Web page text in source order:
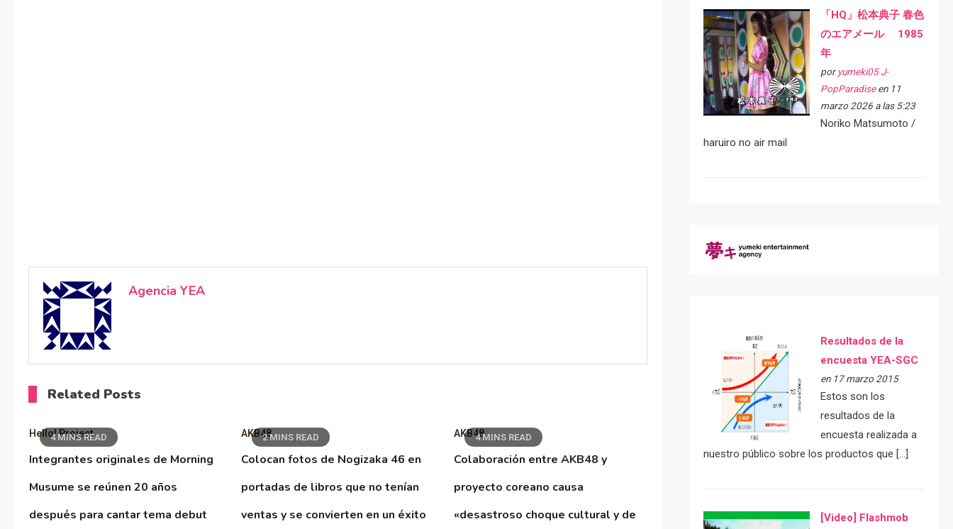
Agencia YEA
Related Posts
4 MINS READ
Hello! Project
Integrantes originales de Morning
Musume se reúnen 20 años
después para cantar tema debut
2 MINS READ
AKB48
Colocan fotos de Nogizaka 46 en
portadas de libros que no tenían
ventas y se convierten en un éxito
4 MINS READ
AKB48
Colaboración entre AKB48 y
proyecto coreano causa
«desastroso choque cultural y de
「HQ」松本典子 春色
のエアメール 1985
年
por yumeki05 J-
PopParadiseen 11
marzo 2026 a las 5:23
Noriko Matsumoto /
haruiro no air mail
Resultados de la
encuesta YEA-SGC
en 17 marzo 2015
Estos son los
resultados de la
encuesta realizada a
nuestro público sobre los productos que […]
[Video] Flashmob